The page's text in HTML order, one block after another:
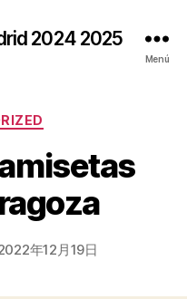
2024 2025
Menú
年12月19日